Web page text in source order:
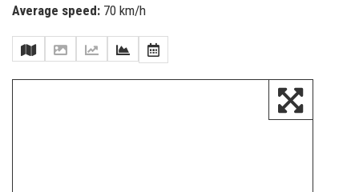
Average speed: 70 km/h